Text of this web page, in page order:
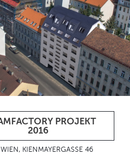
PROJEKT
2016
KIENMAYERGASSE 46